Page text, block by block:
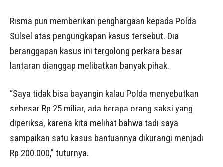
Risma pun memberikan penghargaan kepada Polda
Sulsel atas pengungkapan kasus tersebut. Dia
beranggapan kasus ini tergolong perkara besar
lantaran dianggap melibatkan banyak pihak.
“Saya tidak bisa bayangin kalau Polda menyebutkan
sebesar Rp 25 miliar, ada berapa orang saksi yang
diperiksa, karena kita melihat bahwa tadi saya
sampaikan satu kasus bantuannya dikurangi menjadi
Rp 200.000,” tuturnya.